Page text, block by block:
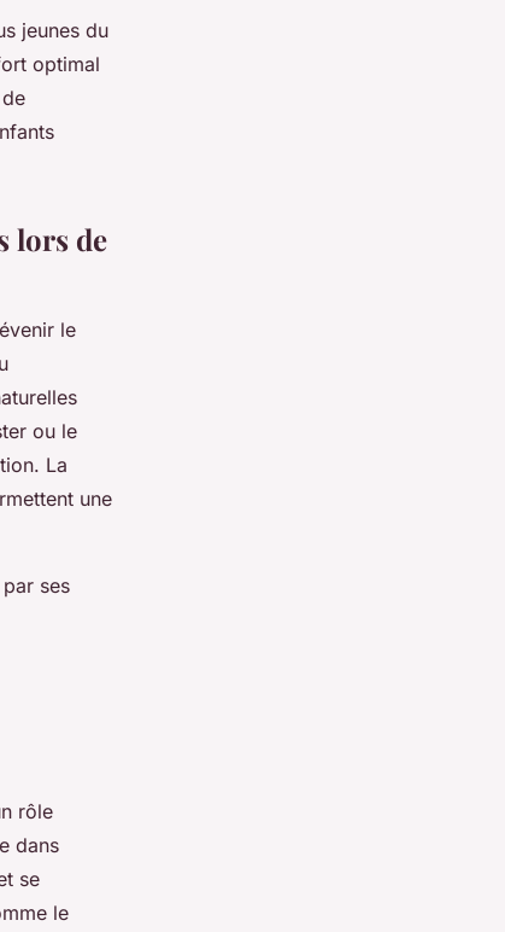
jeunes du
optimal
lors de
le
ou le
La
une
ses
rôle
dans
se
le